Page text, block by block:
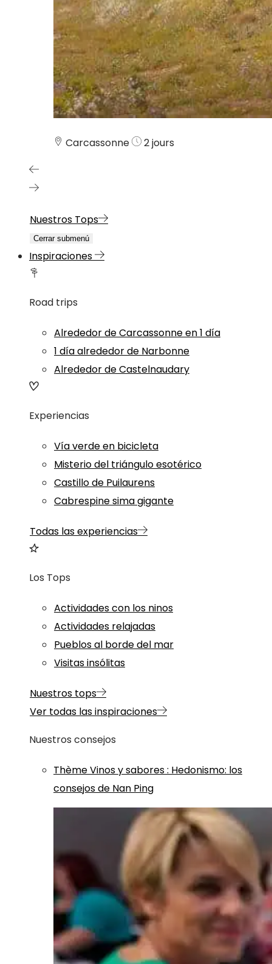
Carcassonne 2 jours
Nuestros Tops
Cerrar submenú
Inspiraciones
Road trips
Alrededor de Carcassonne en 1 día
1 día alrededor de Narbonne
Alrededor de Castelnaudary
Experiencias
Vía verde en bicicleta
Misterio del triángulo esotérico
Castillo de Puilaurens
Cabrespine sima gigante
Todas las experiencias
Los Tops
Actividades con los ninos
Actividades relajadas
Pueblos al borde del mar
Visitas insólitas
Nuestros tops
Ver todas las inspiraciones
Nuestros consejos
ThèmeVinos y sabores: Hedonismo: los
consejos de Nan Ping